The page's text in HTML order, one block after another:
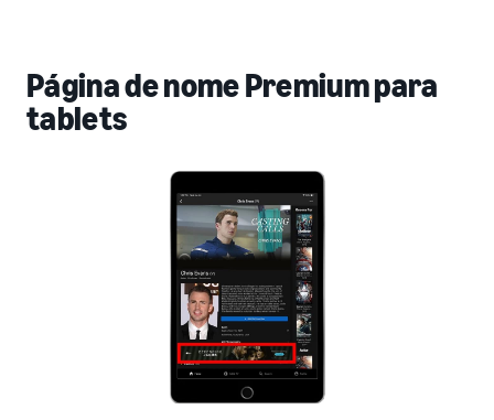
Página de nome Premium para
tablets